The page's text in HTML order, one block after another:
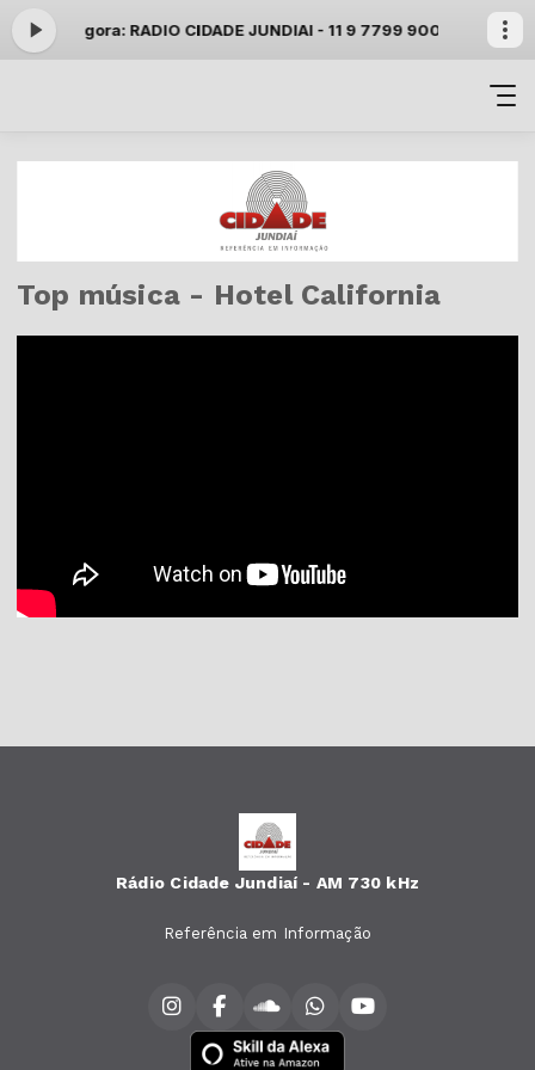
agora: RADIO CIDADE JUNDIAI - 11 9 7799 9000 whatsapp
Top música - Hotel California
Rádio Cidade Jundiaí - AM 730 kHz
Referência em Informação